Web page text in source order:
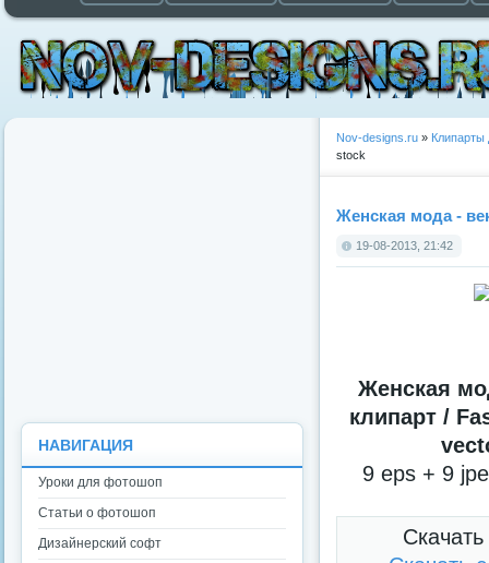
Nov-designs.ru »
stock
Женская мода -
19-08-2013, 21:42
Женская
клипарт /
9 eps + 9
НАВИГАЦИЯ
Уроки для фотошоп
Статьи о фотошоп
Дизайнерский софт